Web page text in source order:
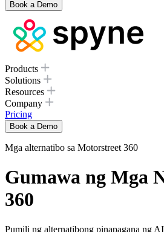
Book a Demo
Products
Solutions
Resources
Company
Pricing
Book a Demo
Mga alternatibo sa Motorstreet 360
Gumawa ng Mga
360
Pumili ng alternatibong pinapagana ng